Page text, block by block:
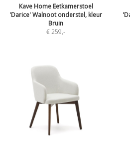
Kave Home Eetkamerstoel
'Darice' Walnoot onderstel, kleur
Bruin
€ 259,-